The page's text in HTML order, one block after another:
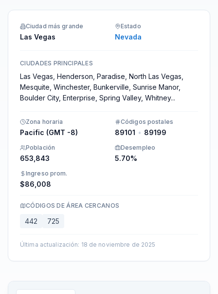
Ciudad más grande
Las Vegas
Estado
Nevada
CIUDADES PRINCIPALES
Las Vegas, Henderson, Paradise, North Las Vegas,
Mesquite, Winchester, Bunkerville, Sunrise Manor,
Boulder City, Enterprise, Spring Valley, Whitney...
Zona horaria
Pacific (GMT -8)
Códigos postales
89101 • 89199
Población
653,843
Desempleo
5.70%
Ingreso prom.
$86,008
CÓDIGOS DE ÁREA CERCANOS
442 725
Última actualización: 18 de noviembre de 2025